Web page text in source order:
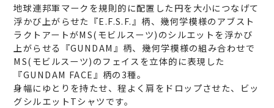
地球連邦軍マークを規則的に配置した円を大小につなげて
浮かび上がらせた『E.F.S.F.』柄、幾何学模様のアブスト
ラクトアートがMS(モビルスーツ)のシルエットを浮かび
上がらせる『GUNDAM』柄、幾何学模様の組み合わせで
MS(モビルスーツ)のフェイスを立体的に表現した
『GUNDAM FACE』柄の3種。
身幅にゆとりを持たせ、程よく肩をドロップさせた、ビッ
グシルエットTシャツです。